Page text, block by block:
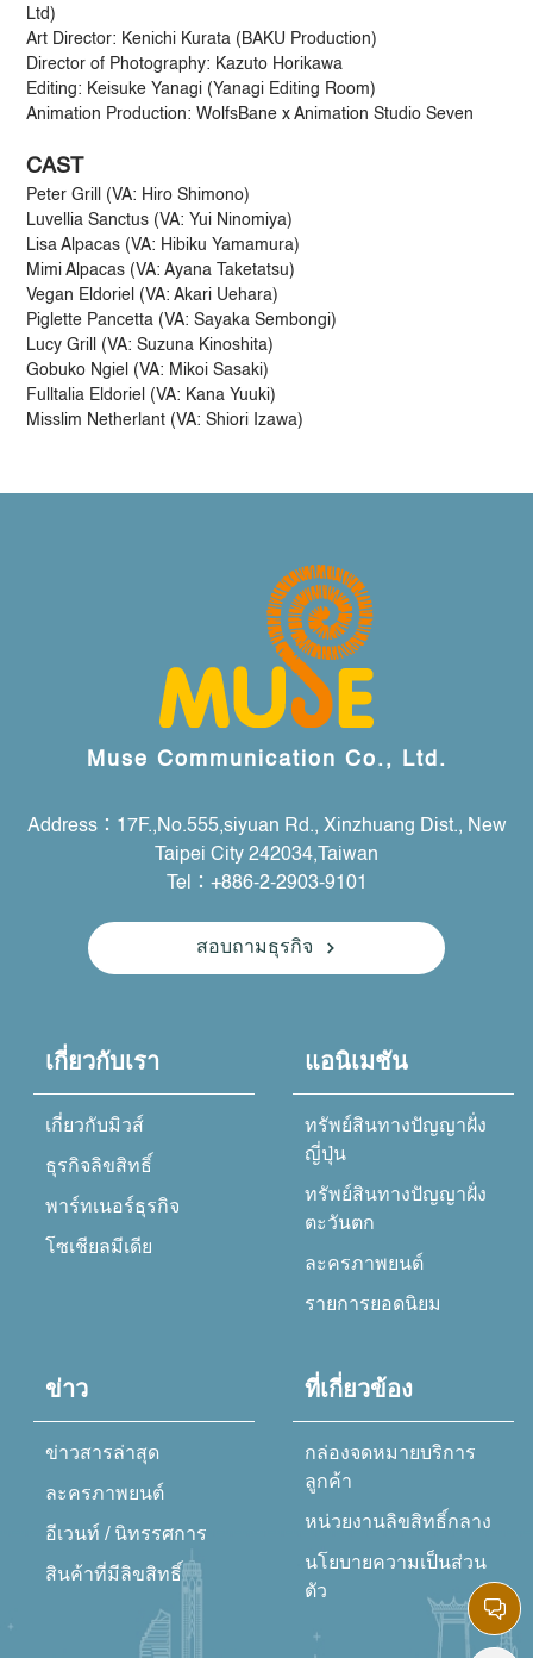
Ltd)
Art Director: Kenichi Kurata (BAKU Production)
Director of Photography: Kazuto Horikawa
Editing: Keisuke Yanagi (Yanagi Editing Room)
Animation Production: WolfsBane x Animation Studio Seven
CAST
Peter Grill (VA: Hiro Shimono)
Luvellia Sanctus (VA: Yui Ninomiya)
Lisa Alpacas (VA: Hibiku Yamamura)
Mimi Alpacas (VA: Ayana Taketatsu)
Vegan Eldoriel (VA: Akari Uehara)
Piglette Pancetta (VA: Sayaka Sembongi)
Lucy Grill (VA: Suzuna Kinoshita)
Gobuko Ngiel (VA: Mikoi Sasaki)
Fulltalia Eldoriel (VA: Kana Yuuki)
Misslim Netherlant (VA: Shiori Izawa)
Muse Communication Co., Ltd.
Address：17F.,No.555,siyuan Rd., Xinzhuang Dist., New
Taipei City 242034,Taiwan
Tel：+886-2-2903-9101
สอบถามธุรกิจ
เกี่ยวกับเรา
เกี่ยวกับมิวส์
ธุรกิจลิขสิทธิ์
พาร์ทเนอร์ธุรกิจ
โซเชียลมีเดีย
แอนิเมชัน
ทรัพย์สินทางปัญญาฝั่ง
ญี่ปุ่น
ทรัพย์สินทางปัญญาฝั่ง
ตะวันตก
ละครภาพยนต์
รายการยอดนิยม
ข่าว
ข่าวสารล่าสุด
ละครภาพยนต์
อีเวนท์ / นิทรรศการ
สินค้าที่มีลิขสิทธิ์
ที่เกี่ยวข้อง
กล่องจดหมายบริการ
ลูกค้า
หน่วยงานลิขสิทธิ์กลาง
นโยบายความเป็นส่วน
ตัว